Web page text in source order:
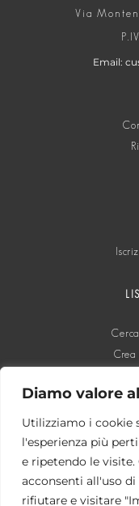
Diamo valore
Utilizziamo i cookie
l'esperienza più
e ripetendo le
acconsenti all'uso di
rifiutare e visitare
Via
Email:
Crea